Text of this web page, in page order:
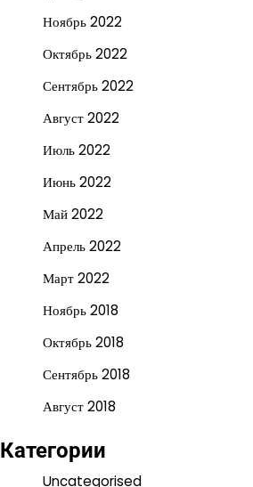
Ноябрь 2022
Октябрь 2022
Сентябрь 2022
Август 2022
Июль 2022
Июнь 2022
Май 2022
Апрель 2022
Март 2022
Ноябрь 2018
Октябрь 2018
Сентябрь 2018
Август 2018
Категории
Uncategorised